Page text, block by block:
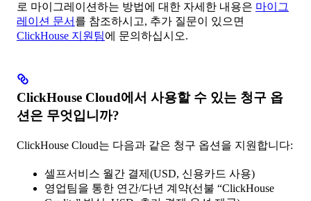
로 마이그레이션하는 방법에 대한 자세한 내용은 마이그
레이션 문서 를 참조하시고, 추가 질문이 있으면
ClickHouse 지원팀에 문의하십시오.
ClickHouse Cloud에서 사용할 수 있는 청구 옵
션은 무엇입니까?
ClickHouse Cloud는 다음과 같은 청구 옵션을 지원합니다:
셀프서비스 월간 결제(USD, 신용카드 사용)
영업팀을 통한 연간/다년 계약(선불 “ClickHouse